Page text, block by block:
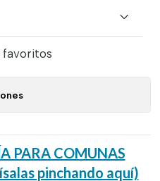
favoritos
PARA COMUNAS
pinchando aquí)